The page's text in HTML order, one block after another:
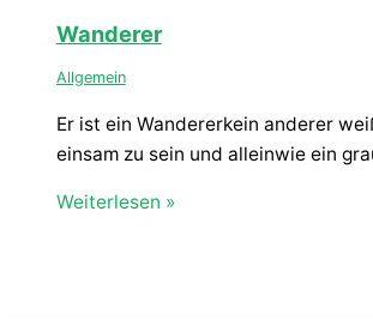
Wanderer
Allgemein
Er ist ein Wandererkein anderer
einsam zu sein und alleinwie ein
Weiterlesen »